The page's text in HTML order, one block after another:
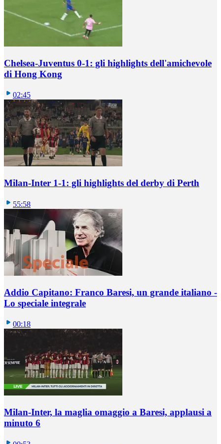
Chelsea-Juventus 0-1: gli highlights dell'amichevole
di Hong Kong
02:45
Milan-Inter 1-1: gli highlights del derby di Perth
55:58
Addio Capitano: Franco Baresi, un grande italiano -
Lo speciale integrale
00:18
Milan-Inter, la maglia omaggio a Baresi, applausi a
minuto 6